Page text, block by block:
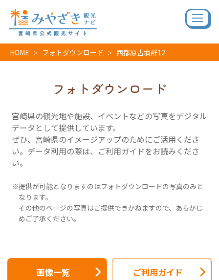
HOME フォトダウンロード 西都原古墳群12
フォトダウンロード
宮崎県の観光地や施設、イベントなどの写真をデジタル
データとして提供しています。
ぜひ、宮崎県のイメージアップのためにご活用くださ
い。データ利用の際は、ご利用ガイドをお読みくださ
い。
提供が可能となりますのはフォトダウンロードの写真のみと
なります。
その他のページの写真はご提供できかねますので、あらかじ
めご了承ください。
画像一覧 ご利用ガイド